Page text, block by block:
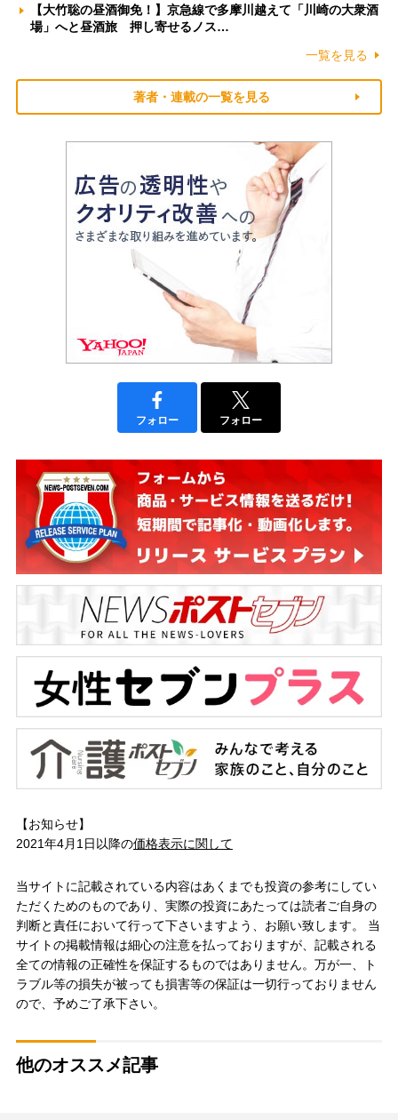
【大竹聡の昼酒御免！】京急線で多摩川越えて「川崎の大衆酒
場」へと昼酒旅 押し寄せるノス…
一覧を見る
著者・連載の一覧を見る
フォロー フォロー
【お知らせ】
2021年4月1日以降の価格表示に関して
当サイトに記載されている内容はあくまでも投資の参考にしてい
ただくためのものであり、実際の投資にあたっては読者ご自身の
判断と責任において行って下さいますよう、お願い致します。 当
サイトの掲載情報は細心の注意を払っておりますが、記載される
全ての情報の正確性を保証するものではありません。万が一、ト
ラブル等の損失が被っても損害等の保証は一切行っておりません
ので、予めご了承下さい。
他のオススメ記事